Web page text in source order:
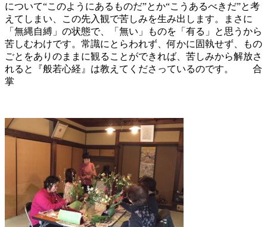
について“このようにあるものだ”とか“こうあるべきだ”と考
えてしまい、この先入観で苦しみを生み出します。まさに
「無縄自縛」の状態で、「無い」ものを「有る」と思うから
苦しむわけです。常識にとらわれず、何かに固執せず、もの
ごとをありのままに観ることができれば、苦しみから解放さ
れると『般若心経』は教えてくださっているのです。 合
掌